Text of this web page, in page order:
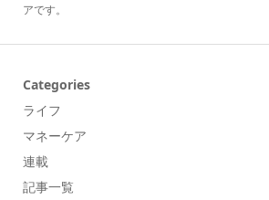
アです。
Categories
ライフ
マネーケア
連載
記事一覧